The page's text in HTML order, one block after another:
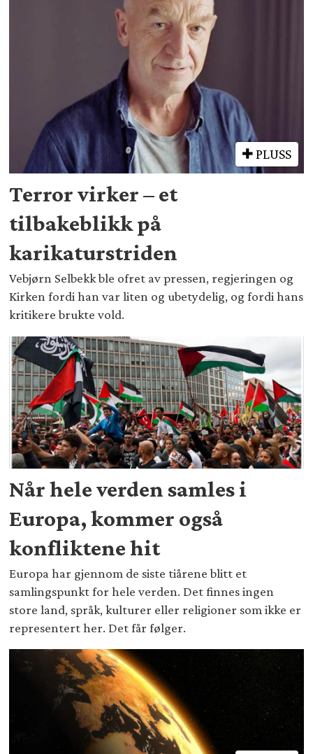
PLUSS
Terror virker – et
tilbakeblikk på
karikaturstriden
Vebjørn Selbekk ble ofret av pressen, regjeringen og
Kirken fordi han var liten og ubetydelig, og fordi hans
kritikere brukte vold.
Når hele verden samles i
Europa, kommer også
konfliktene hit
Europa har gjennom de siste tiårene blitt et
samlingspunkt for hele verden. Det finnes ingen
store land, språk, kulturer eller religioner som ikke er
representert her. Det får følger.